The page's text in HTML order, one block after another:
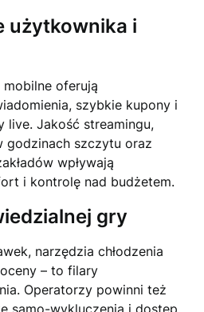
użytkownika i
oferują
szybkie kupony i
live. Jakość streamingu,
godzinach szczytu oraz
wpływają
i kontrolę nad budżetem.
gry
narzędzia chłodzenia
– to filary
Operatorzy powinni też
samo-wykluczenia i dostęp